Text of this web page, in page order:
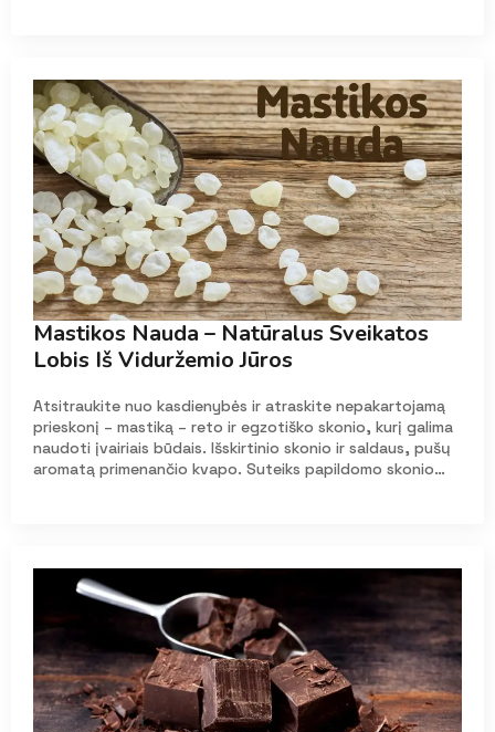
Mastikos Nauda – Natūralus Sveikatos
Lobis Iš Viduržemio Jūros
Atsitraukite nuo kasdienybės ir atraskite nepakartojamą
prieskonį – mastiką – reto ir egzotiško skonio, kurį galima
naudoti įvairiais būdais. Išskirtinio skonio ir saldaus, pušų
aromatą primenančio kvapo. Suteiks papildomo skonio…